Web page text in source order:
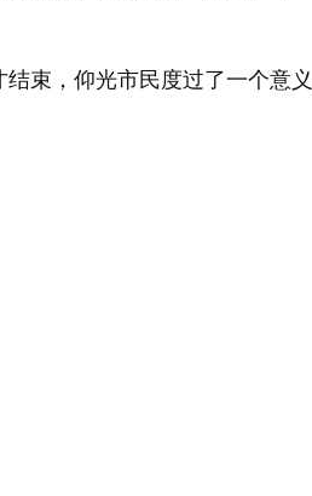
束，仰光市民度过了一个意义